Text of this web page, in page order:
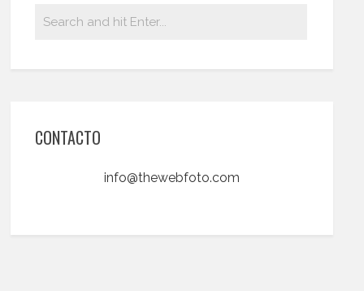
CONTACTO
info@thewebfoto.com